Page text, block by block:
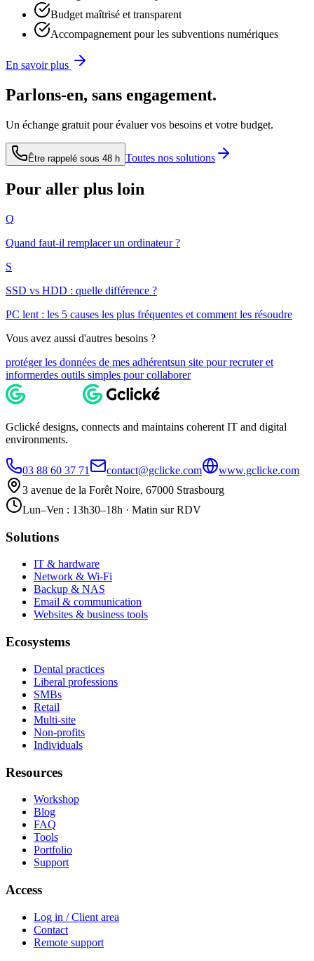
Budget maîtrisé et transparent
Accompagnement pour les subventions numériques
En savoir plus
Parlons-en, sans engagement.
Un échange gratuit pour évaluer vos besoins et votre budget.
Être rappelé sous 48 h Toutes nos solutions
Pour aller plus loin
Q
Quand faut-il remplacer un ordinateur ?
S
SSD vs HDD : quelle différence ?
PC lent : les 5 causes les plus fréquentes et comment les résoudre
Vous avez aussi d'autres besoins ?
protéger les données de mes adhérentsun site pour recruter et
informerdes outils simples pour collaborer
Gclické designs, connects and maintains coherent IT and digital
environments.
03 88 60 37 71 contact@gclicke.com
www.gclicke.com
3 avenue de la Forêt Noire, 67000 Strasbourg
Lun–Ven : 13h30–18h · Matin sur RDV
Solutions
IT & hardware
Network & Wi-Fi
Backup & NAS
Email & communication
Websites & business tools
Ecosystems
Dental practices
Liberal professions
SMBs
Retail
Multi-site
Non-profits
Individuals
Resources
Workshop
Blog
FAQ
Tools
Portfolio
Support
Access
Log in / Client area
Contact
Remote support